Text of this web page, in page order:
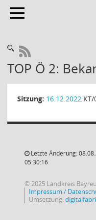
Toggle navigation
RSS-Feed
TOP Ö 2:
Sitzung: 16.12.2022
Letzte Änderung:
05:30:16
© 2025 Landkreis
Impressum /
Umsetzung: